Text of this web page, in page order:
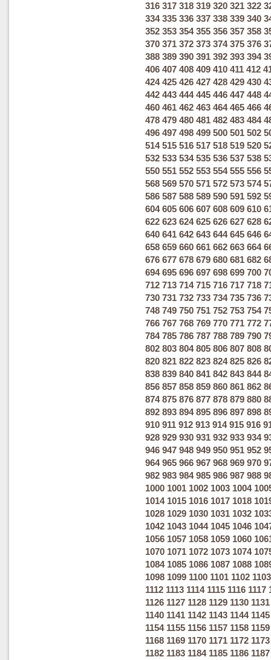
316 317 318 319 320 321 322
334 335 336 337 338 339 340
352 353 354 355 356 357 358
370 371 372 373 374 375 376
388 389 390 391 392 393 394
406 407 408 409 410 411 412
424 425 426 427 428 429 430
442 443 444 445 446 447 448
460 461 462 463 464 465 466
478 479 480 481 482 483 484
496 497 498 499 500 501 502
514 515 516 517 518 519 520
532 533 534 535 536 537 538
550 551 552 553 554 555 556
568 569 570 571 572 573 574
586 587 588 589 590 591 592
604 605 606 607 608 609 610
622 623 624 625 626 627 628
640 641 642 643 644 645 646
658 659 660 661 662 663 664
676 677 678 679 680 681 682
694 695 696 697 698 699 700
712 713 714 715 716 717 718
730 731 732 733 734 735 736
748 749 750 751 752 753 754
766 767 768 769 770 771 772
784 785 786 787 788 789 790
802 803 804 805 806 807 808
820 821 822 823 824 825 826
838 839 840 841 842 843 844
856 857 858 859 860 861 862
874 875 876 877 878 879 880
892 893 894 895 896 897 898
910 911 912 913 914 915 916
928 929 930 931 932 933 934
946 947 948 949 950 951 952
964 965 966 967 968 969 970
982 983 984 985 986 987 988
1000 1001 1002 1003 1004
1014 1015 1016 1017 1018
1028 1029 1030 1031 1032
1042 1043 1044 1045 1046
1056 1057 1058 1059 1060
1070 1071 1072 1073 1074
1084 1085 1086 1087 1088
1098 1099 1100 1101 1102 1103
1112 1113 1114 1115 1116 1117
1126 1127 1128 1129 1130 1131
1140 1141 1142 1143 1144 1145
1154 1155 1156 1157 1158 1159
1168 1169 1170 1171 1172 1173
1182 1183 1184 1185 1186 1187